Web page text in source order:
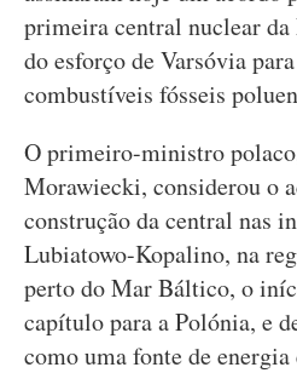
primeira central nuclear
do esforço de Varsóvia
combustíveis fósseis
O primeiro-ministro
Morawiecki, considerou o
construção da central nas
Lubiatowo-Kopalino, na
perto do Mar Báltico, o
capítulo para a Polónia, e
como uma fonte de